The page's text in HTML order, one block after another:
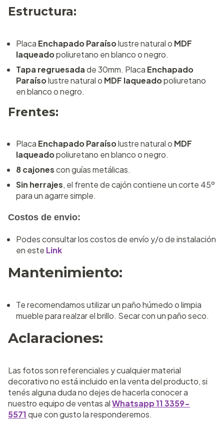
Estructura:
Placa Enchapado Paraísolustre natural o MDF
laqueadopoliuretano en blanco o negro.
Tapa regruesadade 30mm. Placa Enchapado
Paraísolustre natural o MDF laqueadopoliuretano
en blanco o negro.
Frentes:
Placa Enchapado Paraísolustre natural o MDF
laqueadopoliuretano en blanco o negro.
8 cajonescon guías metálicas.
Sin herrajes, el frente de cajón contiene un corte 45º
para un agarre simple.
Costos de envio:
Podes consultar los costos de envío y/o de instalación
en este Link
Mantenimiento:
Te recomendamos utilizar un paño húmedo o limpia
mueble para realzar el brillo. Secar con un paño seco.
Aclaraciones:
Las fotos son referenciales y cualquier material
decorativo no está incluido en la venta del producto, si
tenés alguna duda no dejes de hacerla conocer a
nuestro equipo de ventas alWhatsapp 11 3359-
5571que con gusto la responderemos.